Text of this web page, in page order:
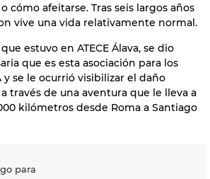
cómo afeitarse. Tras seis largos años
vive una vida relativamente normal.
estuvo en ATECE Álava, se dio
que es esta asociación para los
y se le ocurrió visibilizar el daño
través de una aventura que le lleva a
kilómetros desde Roma a Santiago
para